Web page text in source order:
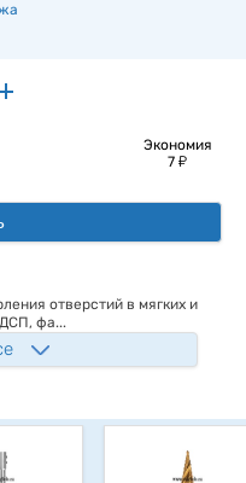
Экономия
7у
отверстий в мягких и
фа...